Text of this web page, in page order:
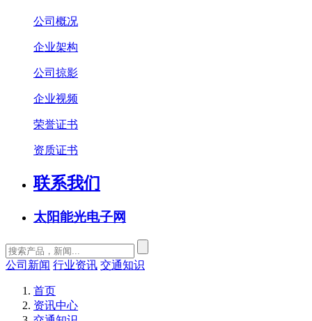
公司概况
企业架构
公司掠影
企业视频
荣誉证书
资质证书
联系我们
太阳能光电子网
公司新闻 行业资讯 交通知识
首页
资讯中心